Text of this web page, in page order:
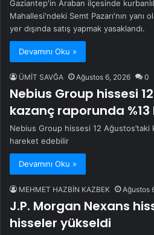
Gaziantep'in Araban ilçesinde
Mahallesi'ndeki Semt Pazarı'nın yanı
yer dışında satış yapmak yasaklandı.
Devamını Oku »
ÜMİT SAVĞA Ağustos 6, 2026 0
Nebius Group hissesi
kazanç raporunda
Nebius Group hissesi 12 Ağustos’taki
hareket edebilir
Devamını Oku »
MEHMET HAZBİN KAZBEK Ağustos
J.P. Morgan Nexans
hisseler yükseldi